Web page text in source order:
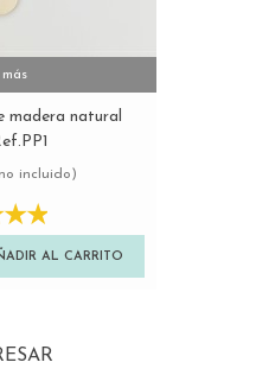
madera natural
incluido)
AL CARRITO